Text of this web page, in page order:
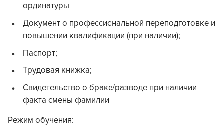
ординатуры
Документ о профессиональной переподготовке и
повышении квалификации (при наличии);
Паспорт;
Трудовая книжка;
Свидетельство о браке/разводе при наличии
факта смены фамилии
Режим обучения: